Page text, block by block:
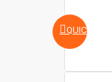
QUICKVIEW